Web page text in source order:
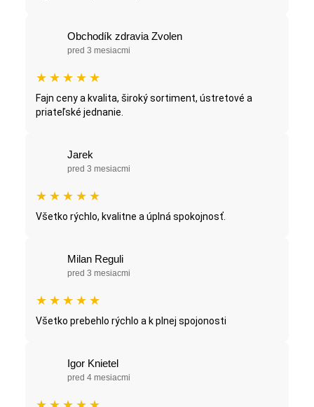
Obchodík zdravia Zvolen
pred 3 mesiacmi
★ ★ ★ ★ ★
Fajn ceny a kvalita, široký sortiment, ústretové a
priateľské jednanie.
Jarek
pred 3 mesiacmi
★ ★ ★ ★ ★
Všetko rýchlo, kvalitne a úplná spokojnosť.
Milan Reguli
pred 3 mesiacmi
★ ★ ★ ★ ★
Všetko prebehlo rýchlo a k plnej spojonosti
Igor Knietel
pred 4 mesiacmi